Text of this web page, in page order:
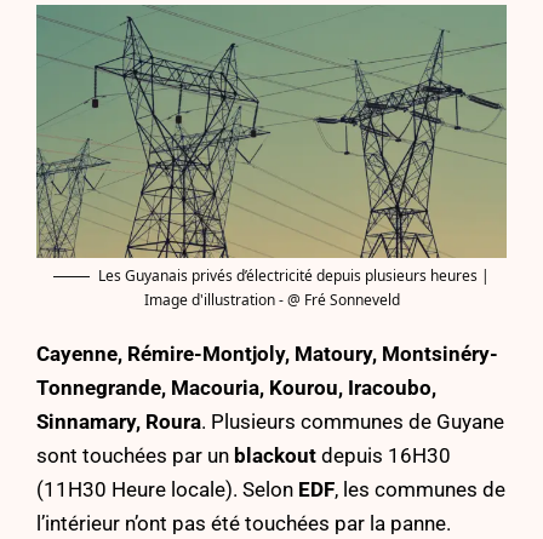
Les Guyanais privés d’électricité depuis plusieurs heures |
Image d'illustration - @ Fré Sonneveld
Cayenne, Rémire-Montjoly, Matoury, Montsinéry-
Tonnegrande, Macouria, Kourou, Iracoubo,
Sinnamary, Roura. Plusieurs communes de Guyane
sont touchées par un blackout depuis 16H30
(11H30 Heure locale). Selon EDF, les communes de
l’intérieur n’ont pas été touchées par la panne.